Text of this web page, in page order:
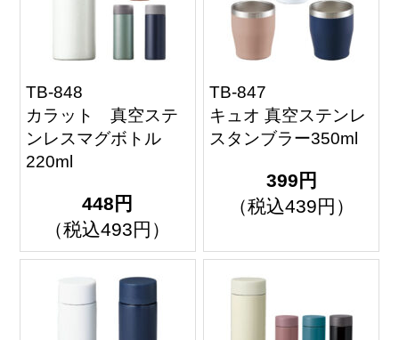
TB-848
カラット 真空ステ
ンレスマグボトル
220ml
448円
（税込493円）
TB-847
キュオ 真空ステンレ
スタンブラー350ml
399円
（税込439円）